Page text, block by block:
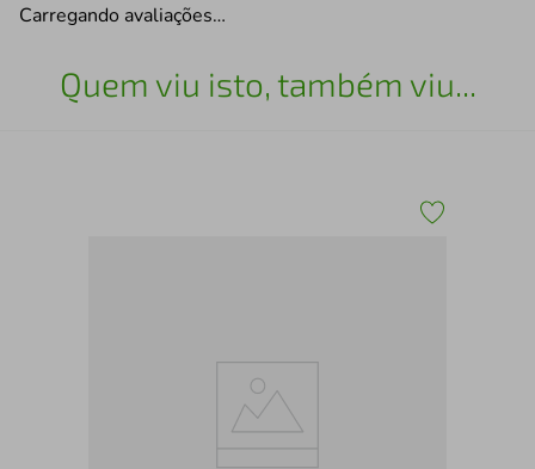
Carregando avaliações…
Quem viu isto, também viu...